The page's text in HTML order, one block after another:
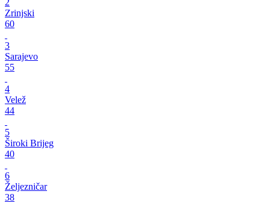
Zrinjski
60
3
Sarajevo
55
4
Velež
44
5
Široki Brijeg
40
6
Željezničar
38